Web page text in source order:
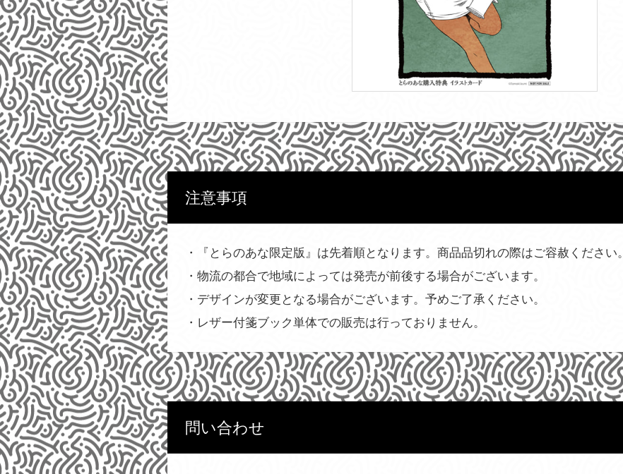
注意事項
・『とらのあな限定版』は先着順となります。商品品切れの際はご容赦ください。
・物流の都合で地域によっては発売が前後する場合がございます。
・デザインが変更となる場合がございます。予めご了承ください。
・レザー付箋ブック単体での販売は行っておりません。
問い合わせ